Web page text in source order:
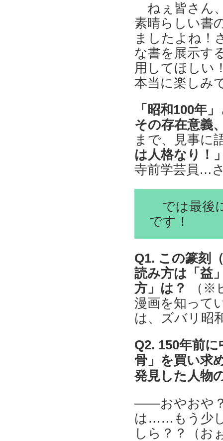
ねぇ皆さん
素晴らしい書
ましたよね！
な書を展示す
用してほしい
本当に楽しみ
「昭和100年
その存在意義
まで、見事に
は人格なり！
寺前学芸員…
では最後
です！
Q1. この篆刻
読み方は「益
方」は？
（※
漫画を知って
は、ズバリ昭
Q2. 150年前
骨」を買い求
発見した人物
――おやおや
は……もう少
しら？？（お